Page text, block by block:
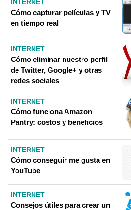
INTERNET
Cómo capturar películas y TV
en tiempo real
INTERNET
Cómo eliminar nuestro perfil
de Twitter, Google+ y otras
redes sociales
INTERNET
Cómo funciona Amazon
Pantry: costos y beneficios
INTERNET
Cómo conseguir me gusta en
YouTube
INTERNET
Consejos útiles para crear un